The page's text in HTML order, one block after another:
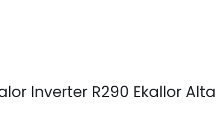
Inverter R290 Ekallor Alta